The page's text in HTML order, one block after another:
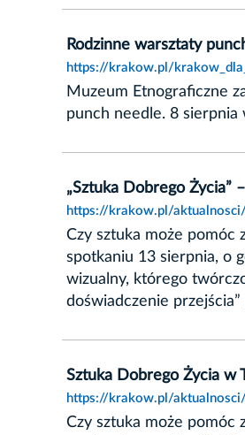
Rodzinne warsztaty
https://krakow.pl/
Muzeum Etnograficzne
punch needle. 8
„Sztuka Dobrego Życia”
https://krakow.pl/aktualnosci/
Czy sztuka może pomóc
spotkaniu 13 sierpnia, o
wizualny, którego
doświadczenie
Sztuka Dobrego Życia w
https://krakow.pl/
Czy sztuka może pomóc